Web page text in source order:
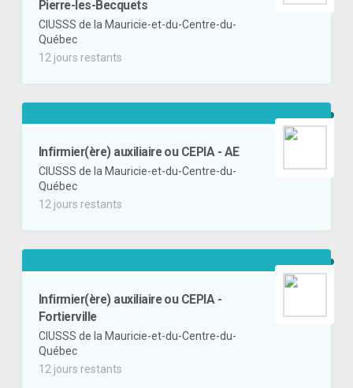
Pierre-les-Becquets
CIUSSS de la Mauricie-et-du-Centre-du-
Québec
12 jours restants
Infirmier(ère) auxiliaire ou CEPIA - AE
CIUSSS de la Mauricie-et-du-Centre-du-
Québec
12 jours restants
Infirmier(ère) auxiliaire ou CEPIA -
Fortierville
CIUSSS de la Mauricie-et-du-Centre-du-
Québec
12 jours restants